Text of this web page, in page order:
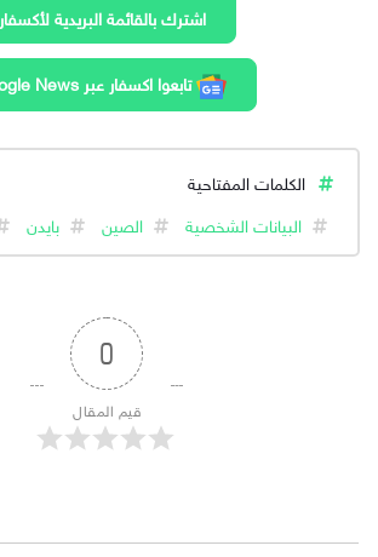
اشترك بالقائمة البريدية لأكسفار
تابعوا اكسفار عبر google News
الكلمات المفتاحية
البيانات الشخصية
الصين بايدن
0
قيم المقال